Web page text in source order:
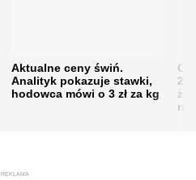
Aktualne ceny świń.
Analityk pokazuje stawki,
hodowca mówi o 3 zł za kg
REKLAMA